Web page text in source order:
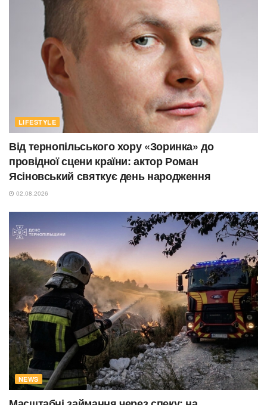
LIFESTYLE
Від тернопільського хору «Зоринка» до
провідної сцени країни: актор Роман
Ясіновський святкує день народження
02.08.2026
NEWS